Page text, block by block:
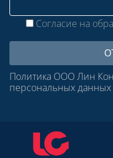
Согласие на
Политика ООО Лин
персональных данных